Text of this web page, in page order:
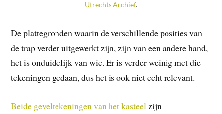
Utrechts Archief.
De plattegronden waarin de verschillende posities van
de trap verder uitgewerkt zijn, zijn van een andere hand,
het is onduidelijk van wie. Er is verder weinig met die
tekeningen gedaan, dus het is ook niet echt relevant.
Beide geveltekeningen van het kasteelzijn